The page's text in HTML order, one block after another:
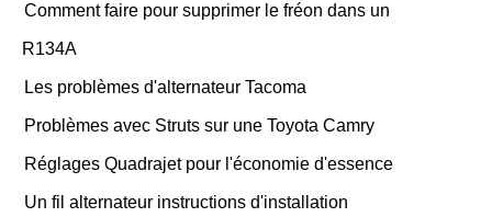
Comment faire pour supprimer le fréon dans un
R134A
Les problèmes d'alternateur Tacoma
Problèmes avec Struts sur une Toyota Camry
Réglages Quadrajet pour l'économie d'essence
Un fil alternateur instructions d'installation